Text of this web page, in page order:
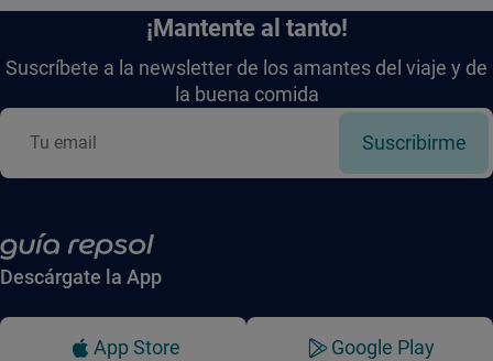
¡Mantente al tanto!
Suscríbete a la newsletter de los amantes del viaje y de
la buena comida
Suscribirme
Descárgate la App
App Store Google Play